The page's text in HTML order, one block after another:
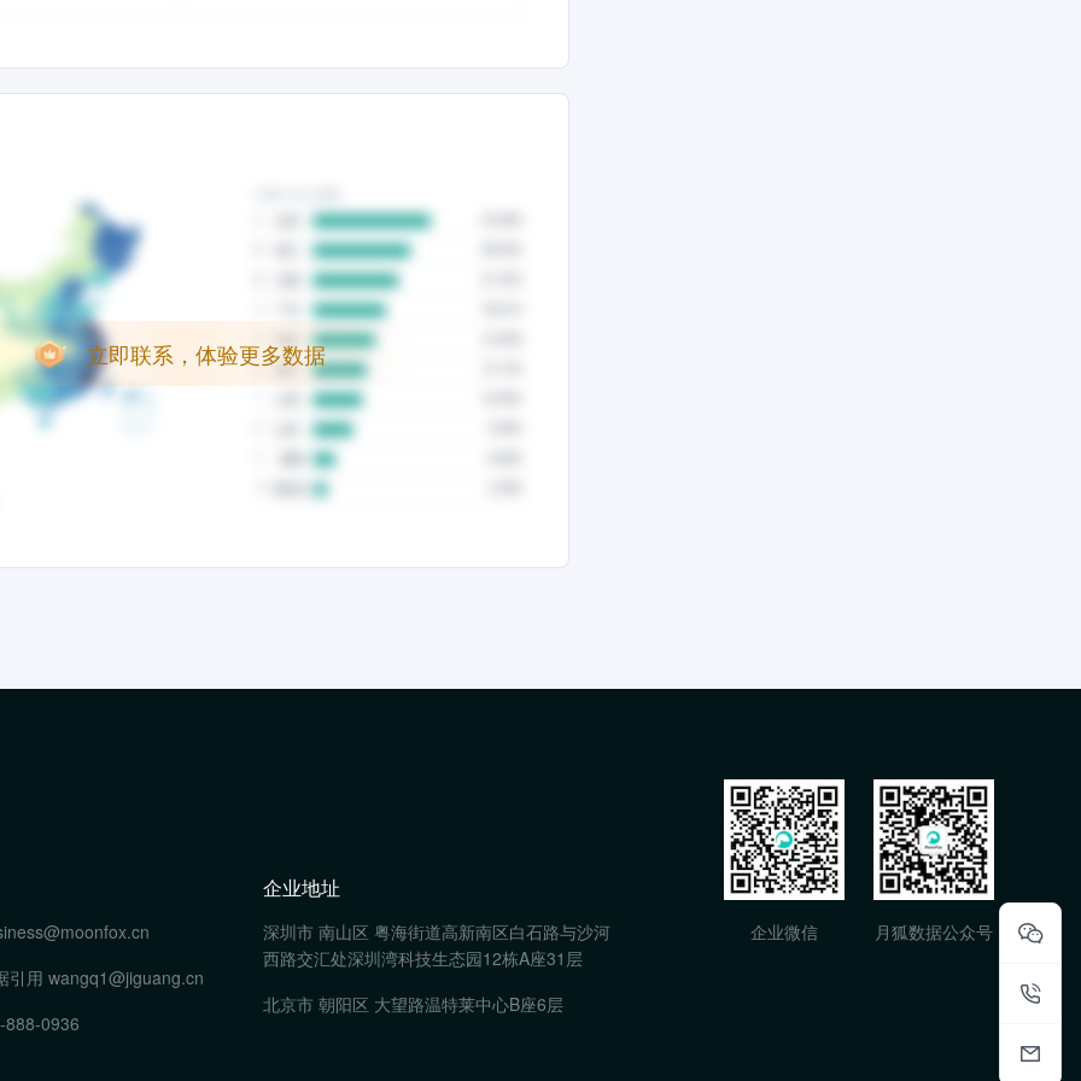
立即联系，体验更多数据
引用 wangq1@jiguang.cn
888-0936
企业地址
深圳市 南山区 粤海街道高新南区白石路与沙河
西路交汇处深圳湾科技生态园12栋A座31层
北京市 朝阳区 大望路温特莱中心B座6层
企业微信 月狐数据公众号